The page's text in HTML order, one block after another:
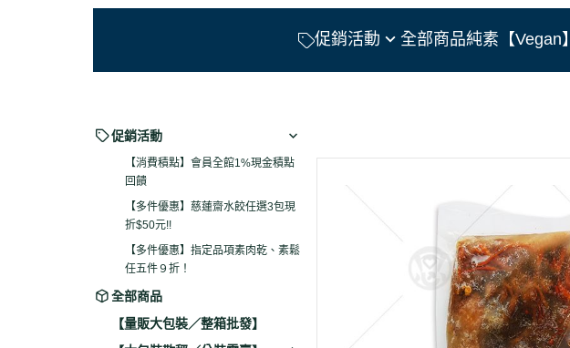
促銷活動
【多件優惠】慈蓮齋水餃任選3
包現折$50元!!
【多件優惠】指定品項素肉乾、
素鬆任五件９折！
全部商品純素【Vegan】
促銷活動
【消費積點】會員全館1%現金積點
回饋
【多件優惠】慈蓮齋水餃任選3包現
折$50元!!
【多件優惠】指定品項素肉乾、素鬆
任五件９折！
全部商品
【量販大包裝／整箱批發】